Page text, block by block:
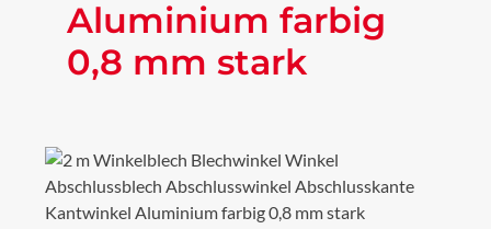
Aluminium farbig
0,8 mm stark
Bildergalerie überspringen